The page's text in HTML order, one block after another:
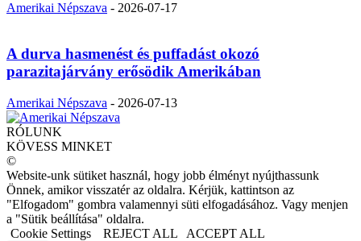
Amerikai Népszava - 2026-07-17
A durva hasmenést és puffadást okozó
parazitajárvány erősödik Amerikában
Amerikai Népszava - 2026-07-13
RÓLUNK
KÖVESS MINKET
©
Website-unk sütiket használ, hogy jobb élményt nyújthassunk
Önnek, amikor visszatér az oldalra. Kérjük, kattintson az
"Elfogadom" gombra valamennyi süti elfogadásához. Vagy menjen
a "Sütik beállítása" oldalra.
Cookie Settings
REJECT ALL ACCEPT ALL